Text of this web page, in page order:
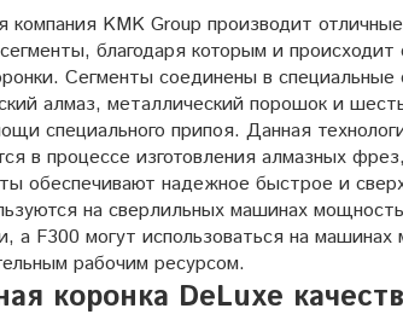
компания KMK Group производит
благодаря которым и
Сегменты соединены в
алмаз, металлический порошок и
специального припоя. Данная
в процессе изготовления алмазных
обеспечивают надежное быстрое и
на сверлильных машинах
а F300 могут использоваться на
рабочим ресурсом.
коронка DeLuxe